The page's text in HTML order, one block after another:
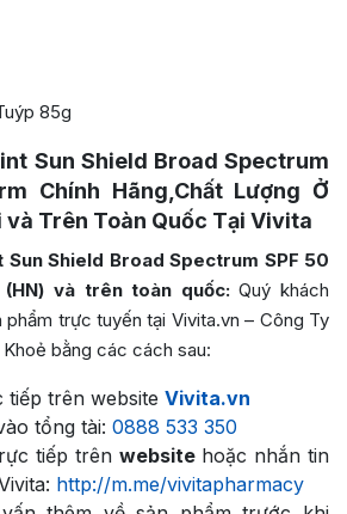
85g
Sun Shield Broad Spectrum
Chính Hãng,Chất Lượng Ở
và Trên Toàn Quốc Tại Vivita
Sun Shield Broad Spectrum SPF 50
(HN) và trên toàn quốc:Quý khách
trực tuyến tại Vivita.vn – Công Ty
bằng các cách sau:
trên website Vivita.vn
tổng tài: 0888 533 350
tiếp trên websitehoặc nhắn tin
http://m.me/vivitapharmacy